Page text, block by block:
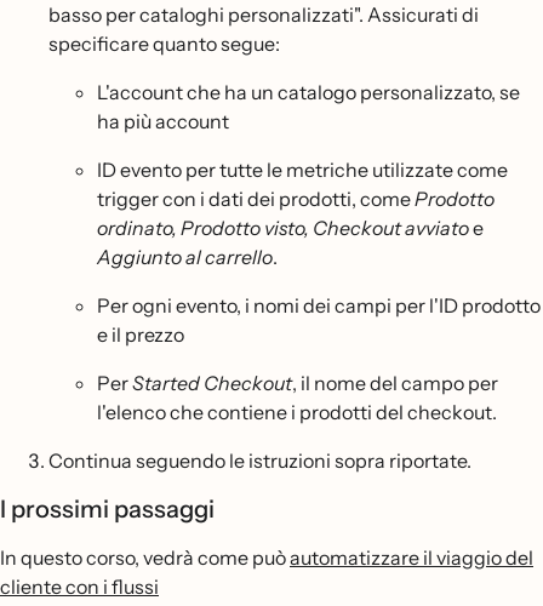
basso per cataloghi personalizzati". Assicurati di
specificare quanto segue:
L'account che ha un catalogo personalizzato, se
ha più account
ID evento per tutte le metriche utilizzate come
trigger con i dati dei prodotti, comeProdotto
ordinato, Prodotto visto, Checkout avviatoe
Aggiunto al carrello.
Per ogni evento, i nomi dei campi per l'ID prodotto
e il prezzo
PerStarted Checkout, il nome del campo per
l'elenco che contiene i prodotti del checkout.
Continua seguendo le istruzioni sopra riportate.
I prossimi passaggi
In questo corso, vedrà come puòautomatizzare il viaggio del
cliente con i flussi